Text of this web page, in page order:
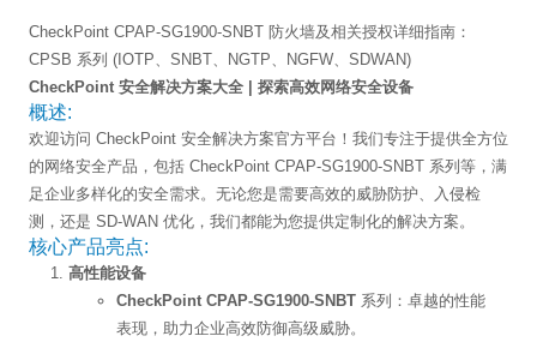
CheckPoint CPAP-SG1900-SNBT 防火墙及相关授权详细指南：
CPSB 系列 (IOTP、SNBT、NGTP、NGFW、SDWAN)
CheckPoint 安全解决方案大全 | 探索高效网络安全设备
概述:
欢迎访问 CheckPoint 安全解决方案官方平台！我们专注于提供全方位
的网络安全产品，包括 CheckPoint CPAP-SG1900-SNBT 系列等，满
足企业多样化的安全需求。无论您是需要高效的威胁防护、入侵检
测，还是 SD-WAN 优化，我们都能为您提供定制化的解决方案。
核心产品亮点:
高性能设备
CheckPoint CPAP-SG1900-SNBT系列：卓越的性能
表现，助力企业高效防御高级威胁。